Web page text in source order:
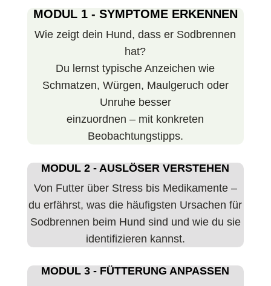
MODUL 1 - SYMPTOME ERKENNEN
Wie zeigt dein Hund, dass er Sodbrennen
hat?
Du lernst typische Anzeichen wie
Schmatzen, Würgen, Maulgeruch oder
Unruhe besser
einzuordnen – mit konkreten
Beobachtungstipps.
MODUL 2 - AUSLÖSER VERSTEHEN
Von Futter über Stress bis Medikamente –
du erfährst, was die häufigsten Ursachen für
Sodbrennen beim Hund sind und wie du sie
identifizieren kannst.
MODUL 3 - FÜTTERUNG ANPASSEN